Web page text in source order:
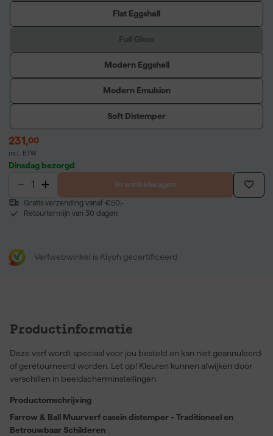
Flat Eggshell
Modern Eggshell
Modern Emulsion
Soft Distemper
231,00
incl. BTW
Dinsdag bezorgd
In winkelwagen
Gratis verzending vanaf €50,-
Retourtermijn van 30 dagen
Verfwebwinkel is Kiyoh gecertificeerd
Productinformatie
Deze verf wordt speciaal voor jou besteld en kan niet geannuleerd
of geretourneerd worden. Let op! Kleuren kunnen afwijken door
verschillen in beeldscherminstellingen.
Productomschrijving
Farrow & Ball Muurverf casein distemper - Traditioneel en
Betrouwbaar Schilderen